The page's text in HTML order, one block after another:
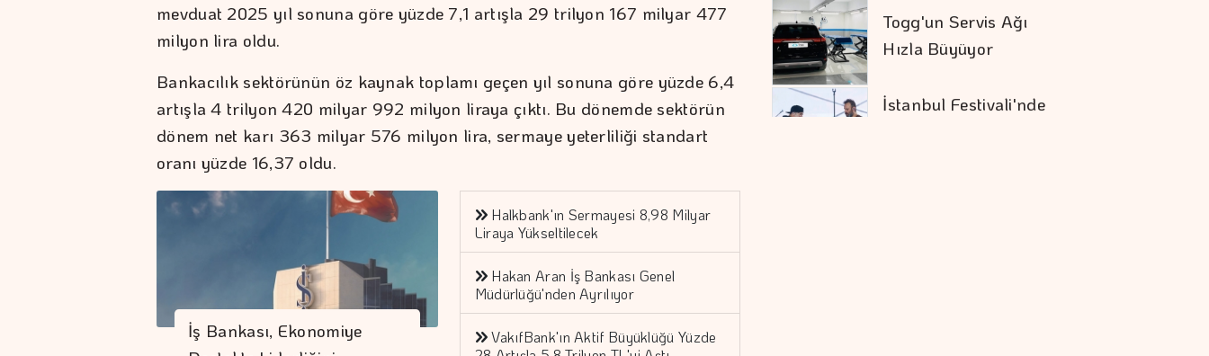
mevduat 2025 yıl sonuna göre yüzde 7,1 artışla 29 trilyon 167 milyar 477
milyon lira oldu.
Bankacılık sektörünün öz kaynak toplamı geçen yıl sonuna göre yüzde 6,4
artışla 4 trilyon 420 milyar 992 milyon liraya çıktı. Bu dönemde sektörün
dönem net karı 363 milyar 576 milyon lira, sermaye yeterliliği standart
oranı yüzde 16,37 oldu.
İş Bankası, Ekonomiye
Halkbank'ın Sermayesi 8,98 Milyar
Liraya Yükseltilecek
Hakan Aran İş Bankası Genel
Müdürlüğü'nden Ayrılıyor
VakıfBank'ın Aktif Büyüklüğü Yüzde
İstanbul Festivali'nde
Gecede Buluştu